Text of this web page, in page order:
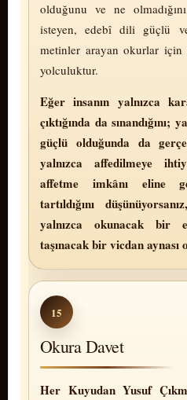
olduğunu ve ne
isteyen, edebî dili güçlü
metinler arayan okurlar için
yolculuktur.
Eğer insanın yalnızca
çıktığında da
güçlü olduğunda da
yalnızca affedilmeye
affetme imkânı eline
tartıldığını
yalnızca okunacak bir
taşınacak bir vicdan aynası
15
Okura Davet
Her Kuyudan Yusuf